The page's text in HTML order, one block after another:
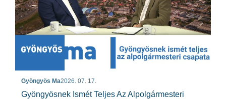
Gyöngyös Ma2026. 07. 17.
Gyöngyösnek Ismét Teljes Az Alpolgármesteri